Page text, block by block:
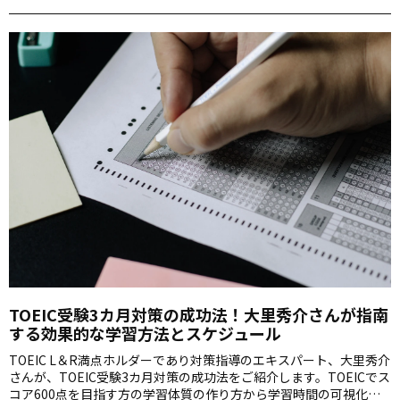
TOEIC受験3カ月対策の成功法！大里秀介さんが指南
する効果的な学習方法とスケジュール
TOEIC L＆R満点ホルダーであり対策指導のエキスパート、大里秀介
さんが、TOEIC受験3カ月対策の成功法をご紹介します。TOEICでス
コア600点を目指す方の学習体質の作り方から学習時間の可視化、